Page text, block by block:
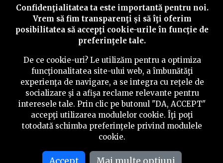
câini și se transmite omului cu consecințe foarte grave.
Am făcut plângeri la DSVSA Brașov și i-am anunțat
despre caz. Și e un caz confirmat, pentru că cunosc pe
cineva care a luat un câine infectat de la Codlea. Acel
și alți câini. După această plângere ar fi trebuit ca
DSVSA Brașov să închidă adăpostul. Ei însă s-au dus
acolo și au mușamalizat cazul. DSVSA Brașov închide
ochii la ce se întâmplă în adăpostul de la Codlea”, a
declarat Rad.
Contactată de PressOne, Alina Garabet, consilieră
superioară la DSVSA Brașov, neagă că ar fi fost vorba de
și a precizat că colegii săi fac verificări regulate la
Confidenţialitatea ta este importantă pentru noi.
Vrem să fim transparenţi și să îţi oferim
posibilitatea să accepţi cookie-urile în funcţie de
preferinţele tale.
De ce cookie-uri? Le utilizăm pentru a optimiza
funcţionalitatea site-ului web, a îmbunătăţi
experienţa de navigare, a se integra cu reţele de
socializare şi a afişa reclame relevante pentru
interesele tale. Prin clic pe butonul "DA, ACCEPT"
accepţi utilizarea modulelor cookie. Îţi poţi
totodată schimba preferinţele privind modulele
cookie.